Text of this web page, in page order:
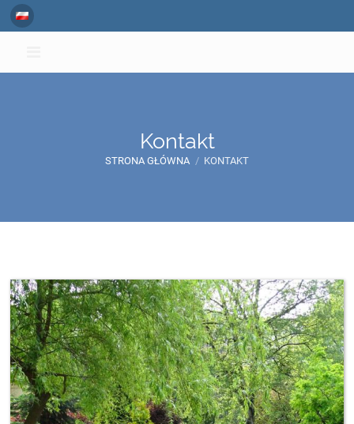
Kontakt
STRONA GŁÓWNA / KONTAKT